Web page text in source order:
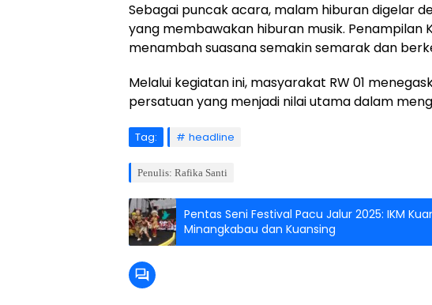
Sebagai puncak acara, malam hiburan digelar
yang membawakan hiburan musik. Penampilan
menambah suasana semakin semarak dan
Melalui kegiatan ini, masyarakat RW 01
persatuan yang menjadi nilai utama dalam
Tag: headline
Penulis: Rafika Santi
Pentas Seni Festival Pacu Jalur 2025: IKM
Minangkabau dan Kuansing